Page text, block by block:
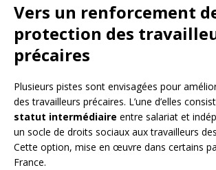
Vers un renforcement
protection des
précaires
Plusieurs pistes sont envisagées pour
des travailleurs précaires. L’une d’elles
statut intermédiaire entre salariat et
un socle de droits sociaux aux travailleurs
Cette option, mise en œuvre dans certains
France.